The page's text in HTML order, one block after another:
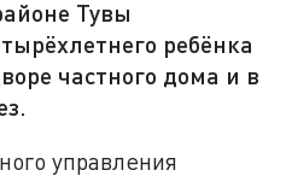
Тувы
ребёнка
частного дома и в
управления